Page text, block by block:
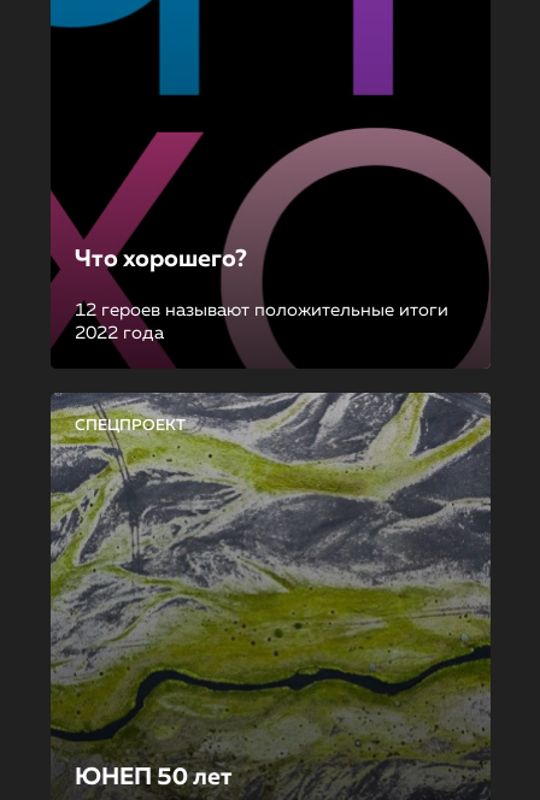
Что хорошего?
12 героев называют положительные итоги
2022 года
СПЕЦПРОЕКТ
ЮНЕП 50 лет